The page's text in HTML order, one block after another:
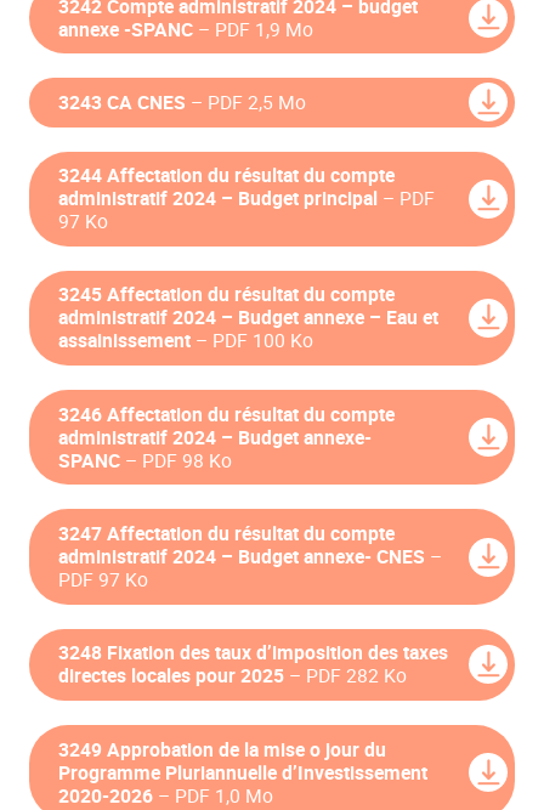
3242 Compte administratif 2024 – budget
annexe -SPANC – PDF 1,9 Mo
3243 CA CNES – PDF 2,5 Mo
3244 Affectation du résultat du compte
administratif 2024 – Budget principal – PDF
97 Ko
3245 Affectation du résultat du compte
administratif 2024 – Budget annexe – Eau et
assainissement – PDF 100 Ko
3246 Affectation du résultat du compte
administratif 2024 – Budget annexe-
SPANC – PDF 98 Ko
3247 Affectation du résultat du compte
administratif 2024 – Budget annexe- CNES –
PDF 97 Ko
3248 Fixation des taux d’imposition des taxes
directes locales pour 2025 – PDF 282 Ko
3249 Approbation de la mise o jour du
Programme Pluriannuelle d’Investissement
2020-2026 – PDF 1,0 Mo